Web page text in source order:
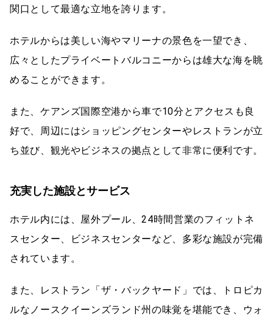
関口として最適な立地を誇ります。
ホテルからは美しい海やマリーナの景色を一望でき、
広々としたプライベートバルコニーからは雄大な海を眺
めることができます。
また、ケアンズ国際空港から車で10分とアクセスも良
好で、周辺にはショッピングセンターやレストランが立
ち並び、観光やビジネスの拠点として非常に便利です。
充実した施設とサービス
ホテル内には、屋外プール、24時間営業のフィットネ
スセンター、ビジネスセンターなど、多彩な施設が完備
されています。
また、レストラン「ザ・バックヤード」では、トロピカ
ルなノースクイーンズランド州の味覚を堪能でき、ウォ